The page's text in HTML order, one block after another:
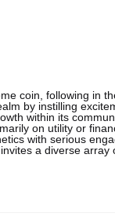
coin, following in
by instilling
within its
on utility or
with serious
a diverse